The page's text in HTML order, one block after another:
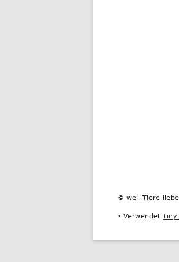
© weil Tiere
• Verwendet Tiny